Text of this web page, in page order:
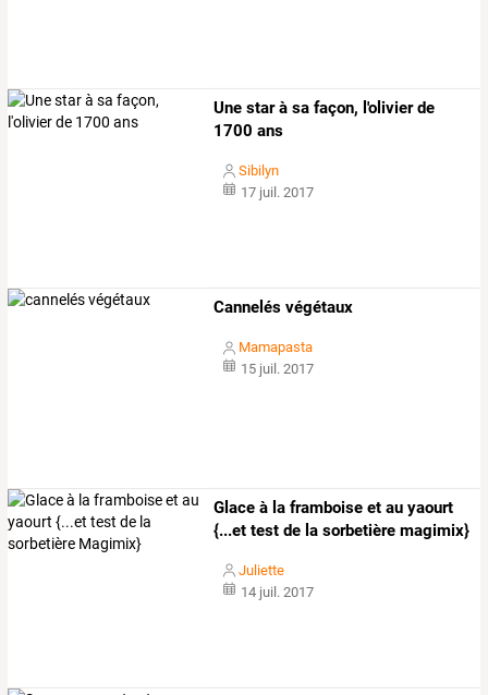
Une star à sa façon, l'olivier de
1700 ans
Sibilyn
17 juil. 2017
Cannelés végétaux
Mamapasta
15 juil. 2017
Glace à la framboise et au yaourt
{...et test de la sorbetière magimix}
Juliette
14 juil. 2017